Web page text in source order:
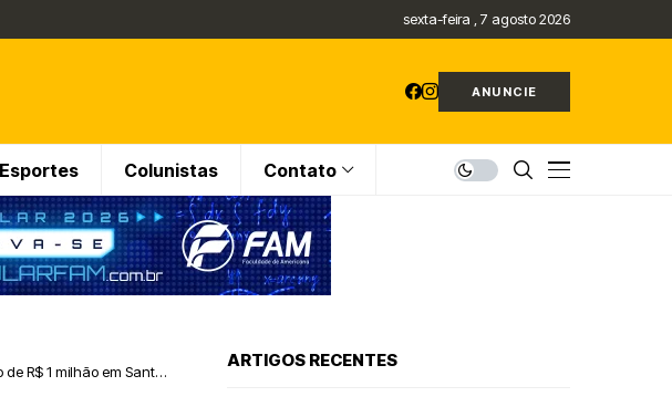
sexta-feira , 7 agosto 2026
ANUNCIE
Esportes Colunistas Contato
R$ 1 milhão em Santa
ARTIGOS RECENTES